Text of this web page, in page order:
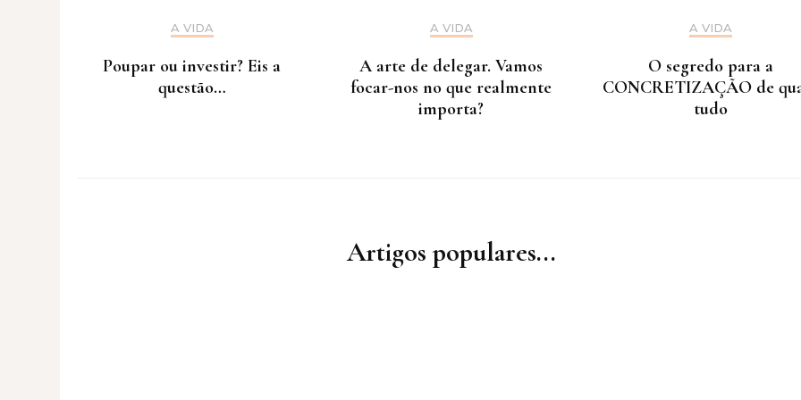
A VIDA
Poupar ou investir? Eis a
questão…
A VIDA
A arte de delegar. Vamos
focar-nos no que realmente
importa?
A VIDA
O segredo para a
CONCRETIZAÇÃO de
tudo
Artigos populares...